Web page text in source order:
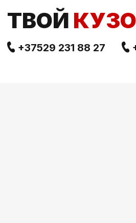
TВОЙ КУЗОВ